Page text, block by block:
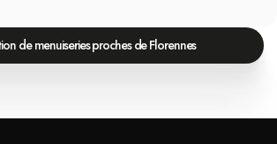
de menuiseries proches de Florennes